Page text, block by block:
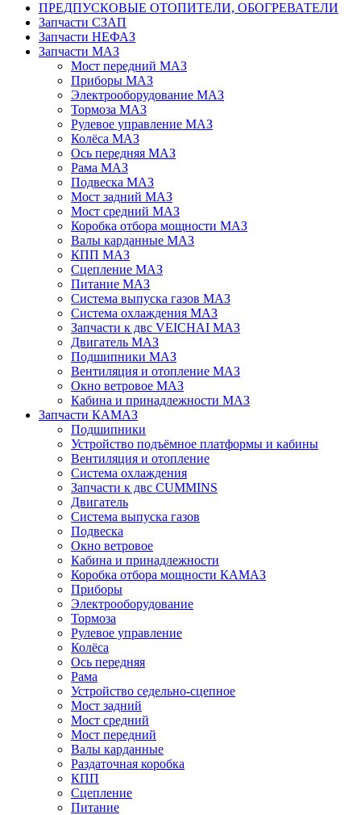
ПРЕДПУСКОВЫЕ ОТОПИТЕЛИ, ОБОГРЕВАТЕЛИ
Запчасти СЗАП
Запчасти НЕФАЗ
Запчасти МАЗ
Мост передний МАЗ
Приборы МАЗ
Электрооборудование МАЗ
Тормоза МАЗ
Рулевое управление МАЗ
Колёса МАЗ
Ось передняя МАЗ
Рама МАЗ
Подвеска МАЗ
Мост задний МАЗ
Мост средний МАЗ
Коробка отбора мощности МАЗ
Валы карданные МАЗ
КПП МАЗ
Сцепление МАЗ
Питание МАЗ
Система выпуска газов МАЗ
Система охлаждения МАЗ
Запчасти к двс VEICHAI МАЗ
Двигатель МАЗ
Подшипники МАЗ
Вентиляция и отопление МАЗ
Окно ветровое МАЗ
Кабина и принадлежности МАЗ
Запчасти КАМАЗ
Подшипники
Устройство подъёмное платформы и кабины
Вентиляция и отопление
Система охлаждения
Запчасти к двс CUMMINS
Двигатель
Система выпуска газов
Подвеска
Окно ветровое
Кабина и принадлежности
Коробка отбора мощности КАМАЗ
Приборы
Электрооборудование
Тормоза
Рулевое управление
Колёса
Ось передняя
Рама
Устройство седельно-сцепное
Мост задний
Мост средний
Мост передний
Валы карданные
Раздаточная коробка
КПП
Сцепление
Питание